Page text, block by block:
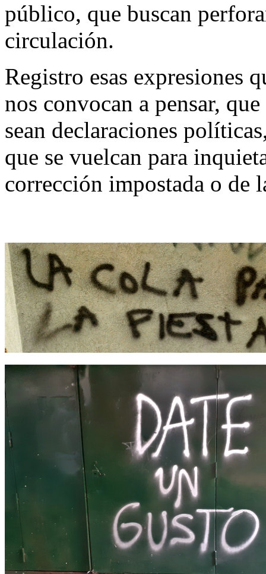
público, que buscan
circulación.
Registro esas expresiones
nos convocan a pensar,
sean declaraciones
que se vuelcan para
corrección impostada o de